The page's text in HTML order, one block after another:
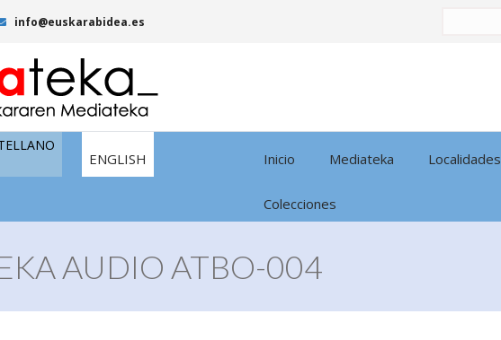
info@euskarabidea.es
ENGLISH Inicio Mediateka Localidades
Colecciones
AUDIO ATBO-004